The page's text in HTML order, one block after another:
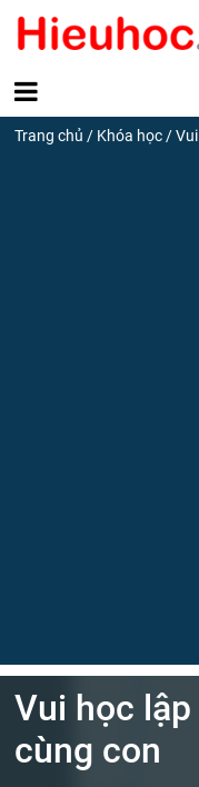
Trang chủ / Khóa học /
Vui học
cùng con